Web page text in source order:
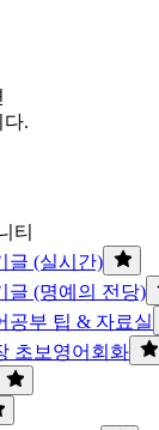
다.
티
글 (실시간)
글 (명예의 전당)
공부 팁 & 자료실
초보영어회화